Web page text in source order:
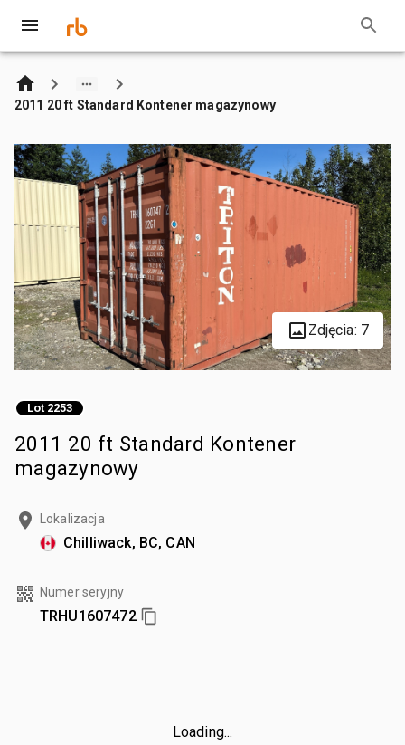
2011 20 ft Standard Kontener magazynowy
Zdjęcia: 7
Lot 2253
2011 20 ft Standard Kontener
magazynowy
Lokalizacja
Chilliwack, BC, CAN
Numer seryjny
TRHU1607472
Loading...